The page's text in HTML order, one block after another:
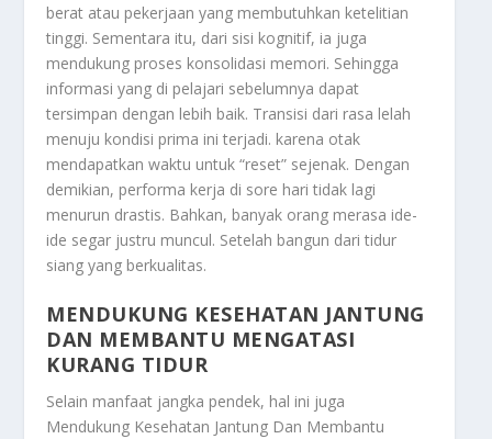
berat atau pekerjaan yang membutuhkan ketelitian
tinggi. Sementara itu, dari sisi kognitif, ia juga
mendukung proses konsolidasi memori. Sehingga
informasi yang di pelajari sebelumnya dapat
tersimpan dengan lebih baik. Transisi dari rasa lelah
menuju kondisi prima ini terjadi. karena otak
mendapatkan waktu untuk “reset” sejenak. Dengan
demikian, performa kerja di sore hari tidak lagi
menurun drastis. Bahkan, banyak orang merasa ide-
ide segar justru muncul. Setelah bangun dari tidur
siang yang berkualitas.
MENDUKUNG KESEHATAN JANTUNG
DAN MEMBANTU MENGATASI
KURANG TIDUR
Selain manfaat jangka pendek, hal ini juga
Mendukung Kesehatan Jantung Dan Membantu